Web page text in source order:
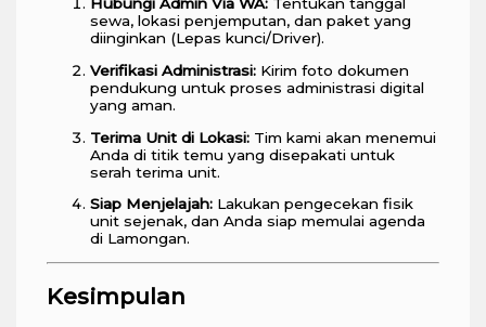
Hubungi Admin Via WA:Tentukan tanggal
sewa, lokasi penjemputan, dan paket yang
diinginkan (Lepas kunci/Driver).
Verifikasi Administrasi:Kirim foto dokumen
pendukung untuk proses administrasi digital
yang aman.
Terima Unit di Lokasi:Tim kami akan menemui
Anda di titik temu yang disepakati untuk
serah terima unit.
Siap Menjelajah:Lakukan pengecekan fisik
unit sejenak, dan Anda siap memulai agenda
di Lamongan.
Kesimpulan